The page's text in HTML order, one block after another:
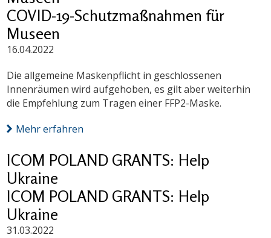
COVID-19-Schutzmaßnahmen für
Museen
16.04.2022
Die allgemeine Maskenpflicht in geschlossenen
Innenräumen wird aufgehoben, es gilt aber weiterhin
die Empfehlung zum Tragen einer FFP2-Maske.
Mehr erfahren
ICOM POLAND GRANTS: Help
Ukraine
ICOM POLAND GRANTS: Help
Ukraine
31.03.2022